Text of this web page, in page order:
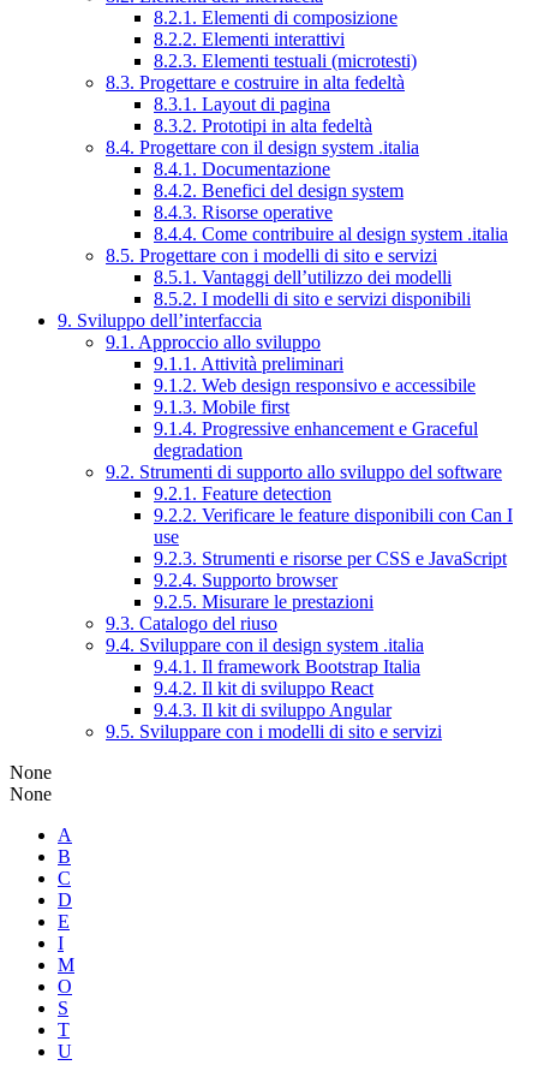
8.2.1. Elementi di composizione
8.2.2. Elementi interattivi
8.2.3. Elementi testuali (microtesti)
8.3. Progettare e costruire in alta fedeltà
8.3.1. Layout di pagina
8.3.2. Prototipi in alta fedeltà
8.4. Progettare con il design system .italia
8.4.1. Documentazione
8.4.2. Benefici del design system
8.4.3. Risorse operative
8.4.4. Come contribuire al design system .italia
8.5. Progettare con i modelli di sito e servizi
8.5.1. Vantaggi dell’utilizzo dei modelli
8.5.2. I modelli di sito e servizi disponibili
9. Sviluppo dell’interfaccia
9.1. Approccio allo sviluppo
9.1.1. Attività preliminari
9.1.2. Web design responsivo e accessibile
9.1.3. Mobile first
9.1.4. Progressive enhancement e Graceful
degradation
9.2. Strumenti di supporto allo sviluppo del software
9.2.1. Feature detection
9.2.2. Verificare le feature disponibili con Can I
use
9.2.3. Strumenti e risorse per CSS e JavaScript
9.2.4. Supporto browser
9.2.5. Misurare le prestazioni
9.3. Catalogo del riuso
9.4. Sviluppare con il design system .italia
9.4.1. Il framework Bootstrap Italia
9.4.2. Il kit di sviluppo React
9.4.3. Il kit di sviluppo Angular
9.5. Sviluppare con i modelli di sito e servizi
None
None
A
B
C
D
E
I
M
O
S
T
U